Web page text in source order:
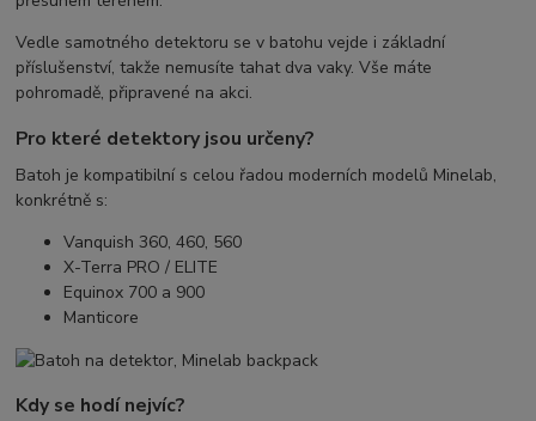
Vedle samotného detektoru se v batohu vejde i základní
příslušenství, takže nemusíte tahat dva vaky. Vše máte
pohromadě, připravené na akci.
Pro které detektory jsou určeny?
Batoh je kompatibilní s celou řadou moderních modelů Minelab,
konkrétně s:
Vanquish 360, 460, 560
X-Terra PRO / ELITE
Equinox 700 a 900
Manticore
Kdy se hodí nejvíc?